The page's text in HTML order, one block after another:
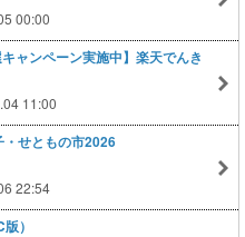
00:00
ャンペーン実施中】楽天でんき
11:00
せともの市2026
22:54
）